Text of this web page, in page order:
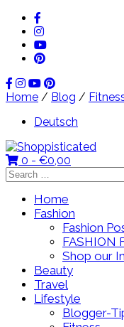
Home / Blog /
Deutsch
0 - €0,00
Search
for:
Home
Fashion
Fashion
FASHION
Shop our
Beauty
Travel
Lifestyle
Blogger-